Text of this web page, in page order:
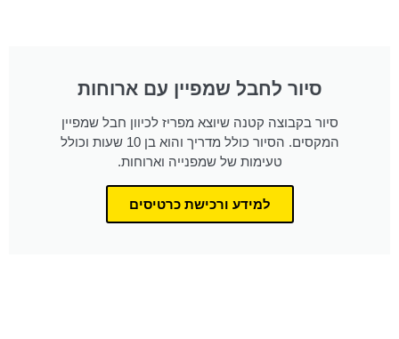
סיור לחבל שמפיין עם ארוחות
סיור בקבוצה קטנה שיוצא מפריז לכיוון חבל שמפיין
המקסים. הסיור כולל מדריך והוא בן 10 שעות וכולל
טעימות של שמפנייה וארוחות.
למידע ורכישת כרטיסים